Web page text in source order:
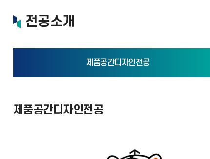
전공소개
제품공간디자인전공
제품공간디자인전공